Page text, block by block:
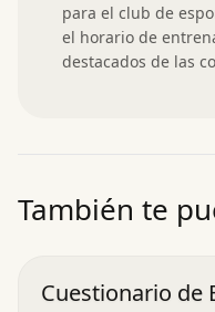
para el club de
el horario de
destacados de las
También te
Cuestionario de